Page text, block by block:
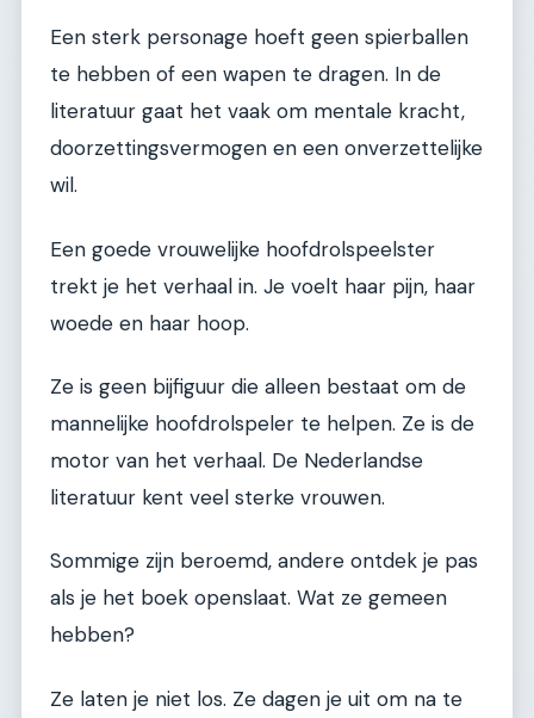
Een sterk personage hoeft geen spierballen
te hebben of een wapen te dragen. In de
literatuur gaat het vaak om mentale kracht,
doorzettingsvermogen en een onverzettelijke
wil.
Een goede vrouwelijke hoofdrolspeelster
trekt je het verhaal in. Je voelt haar pijn, haar
woede en haar hoop.
Ze is geen bijfiguur die alleen bestaat om de
mannelijke hoofdrolspeler te helpen. Ze is de
motor van het verhaal. De Nederlandse
literatuur kent veel sterke vrouwen.
Sommige zijn beroemd, andere ontdek je pas
als je het boek openslaat. Wat ze gemeen
hebben?
Ze laten je niet los. Ze dagen je uit om na te